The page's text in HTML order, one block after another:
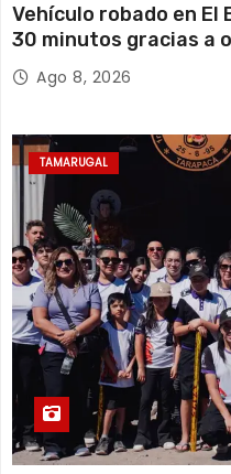
Vehículo robado en El
30 minutos gracias a
Ago 8, 2026
TAMARUGAL